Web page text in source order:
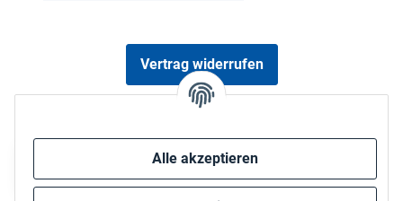
Alle akzeptieren
Vertrag widerrufen